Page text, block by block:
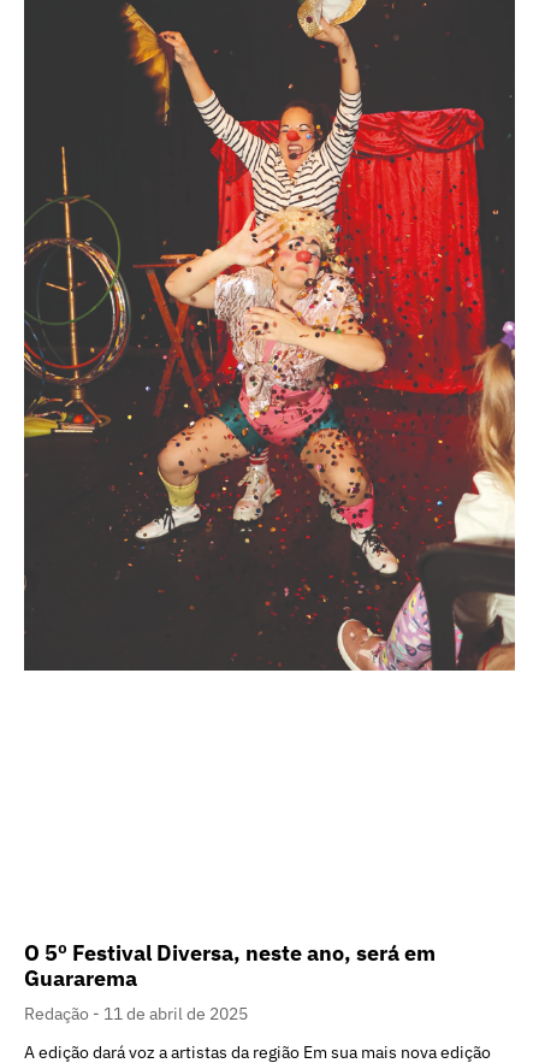
O 5º Festival Diversa, neste ano, será em
Guararema
Redação
11 de abril de 2025
A edição dará voz a artistas da região Em sua mais nova edição